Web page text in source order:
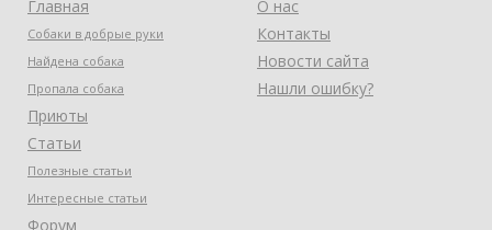
Главная
Собаки в добрые руки
Найдена собака
Пропала собака
Приюты
Статьи
Полезные статьи
Интересные статьи
Форум
О нас
Контакты
Новости сайта
Нашли ошибку?